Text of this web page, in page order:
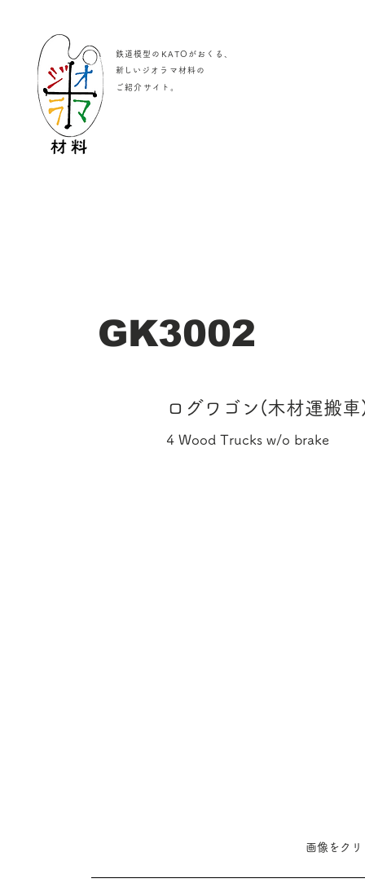
鉄道模型のKATOがおくる、
​新しいジオラマ材料の
ご紹介サイト
GK3002
4 Wood Trucks w/o brake
ログワゴン(木材運搬
画像をク